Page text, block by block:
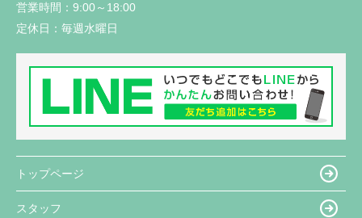
営業時間： 9:00～18:00
定休日： 毎週水曜日
トップページ
スタッフ